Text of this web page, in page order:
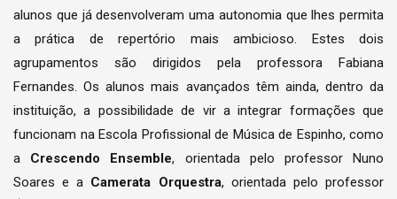
alunos que já desenvolveram uma autonomia que lhes permita
a prática de repertório mais ambicioso. Estes dois
agrupamentos são dirigidos pela professora Fabiana
Fernandes. Os alunos mais avançados têm ainda, dentro da
instituição, a possibilidade de vir a integrar formações que
funcionam na Escola Profissional de Música de Espinho, como
a Crescendo Ensemble, orientada pelo professor Nuno
Soares e a Camerata Orquestra, orientada pelo professor